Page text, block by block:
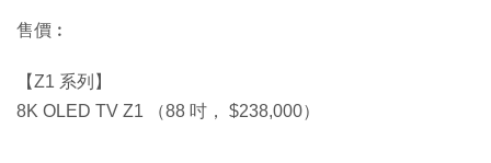
售價︰
【Z1 系列】
8K OLED TV Z1 （88 吋， $238,000）